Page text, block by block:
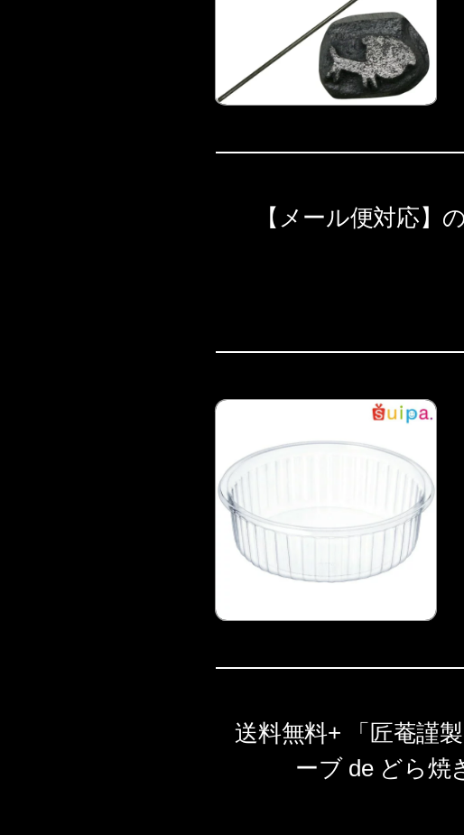
【メール便対応】
送料無料+ 「匠菴謹
ーブ de どら焼